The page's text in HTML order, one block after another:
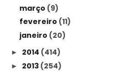
março (9)
fevereiro (11)
janeiro (20)
► 2014 (414)
► 2013 (254)